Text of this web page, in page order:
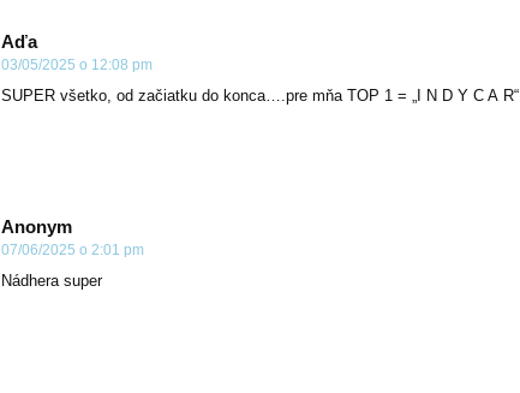
Aďa
03/05/2025 o 12:08 pm
SUPER všetko, od začiatku do konca….pre mňa TOP 1 = „I N D Y C A R“
Anonym
07/06/2025 o 2:01 pm
Nádhera super